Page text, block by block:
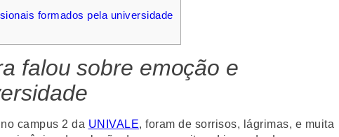
formados pela universidade
falou sobre emoção e
campus 2 da UNIVALE, foram de sorrisos, lágrimas, e muita